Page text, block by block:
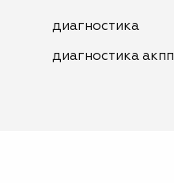
диагностика
диагностика акпп